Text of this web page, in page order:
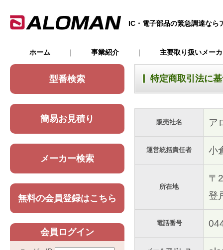
IC・電子部品の緊急調達なら
ホーム 事業紹介 主要取り扱いメー
特定商取引法に
販売社名 ア
運営統括責任者 小
所在地
〒
登
電話番号
型番検索
簡易お見積り
メーカー検索
無料の会員登録はこちら
会員ログイン